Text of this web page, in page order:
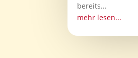
bereits...
mehr lesen...